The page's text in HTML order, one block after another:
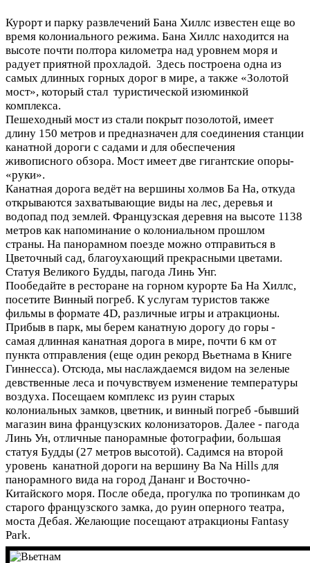
Курорт и парку развлечений Бана Хиллс известен еще во
время колониального режима. Бана Хиллс находится на
высоте почти полтора километра над уровнем моря и
радует приятной прохладой. Здесь построена одна из
самых длинных горных дорог в мире, а также «Золотой
мост», который стал туристической изюминкой
комплекса.
Пешеходный мост из стали покрыт позолотой, имеет
длину 150 метров и предназначен для соединения станции
канатной дороги с садами и для обеспечения
живописного обзора. Мост имеет две гигантские опоры-
«руки».
Канатная дорога ведёт на вершины холмов Ба На, откуда
открываются захватывающие виды на лес, деревья и
водопад под землей. Французская деревня на высоте 1138
метров как напоминание о колониальном прошлом
страны. На панорамном поезде можно отправиться в
Цветочный сад, благоухающий прекрасными цветами.
Статуя Великого Будды, пагода Линь Унг.
Пообедайте в ресторане на горном курорте Ба На Хиллс,
посетите Винный погреб. К услугам туристов также
фильмы в формате 4D, различные игры и атракционы.
Прибыв в парк, мы берем канатную дорогу до горы -
самая длинная канатная дорога в мире, почти 6 км от
пункта отправления (еще один рекорд Вьетнама в Книге
Гиннесса). Отсюда, мы наслаждаемся видом на зеленые
девственные леса и почувствуем изменение температуры
воздуха. Посещаем комплекс из руин старых
колониальных замков, цветник, и винный погреб -бывший
магазин вина французских колонизаторов. Далее - пагода
Линь Ун, отличные панорамные фотографии, большая
статуя Будды (27 метров высотой). Садимся на второй
уровень канатной дороги на вершину Ba Na Hills для
панорамного вида на город Дананг и Восточно-
Китайского моря. После обеда, прогулка по тропинкам до
старого французского замка, до руин оперного театра,
моста Дебая. Желающие посещают атракционы Fantasy
Park.